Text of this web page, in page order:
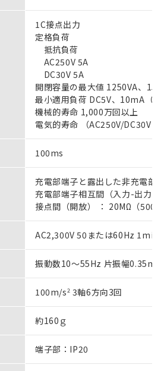
1C接点出力
定格負荷
抵抗負荷
AC250V 5A
DC30V 5A
開閉容量の最大値 1250VA、
最小適用負荷 DC5V、10mA（
機械的寿命 1,000万回以上
電気的寿命 （AC250V/DC30V
100ms
充電部端子と露出した非充電部
充電部端子相互間（入力-出力-
接点間（開放） ： 20MΩ（500V
AC2,300V 50または60Hz 1min
振動数10～55Hz 片振幅
100m/s2 3軸6方向3回
約160ｇ
端子部：IP20